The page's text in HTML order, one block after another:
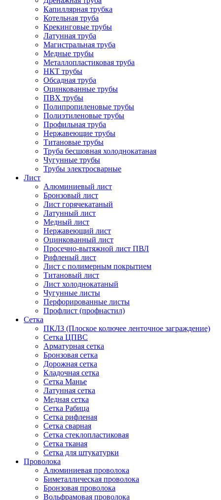
Капиллярная трубка
Котельная труба
Крекинговые трубы
Латунная труба
Магистральная труба
Медные трубы
Металлопластиковая труба
НКТ трубы
Обсадная труба
Оцинкованные трубы
ПВХ трубы
Полипропиленовые трубы
Полиэтиленовые трубы
Профильная труба
Нержавеющие трубы
Титановые трубы
Труба бесшовная холоднокатаная
Чугунные трубы
Трубы электросварные
Лист
Алюминиевый лист
Бронзовый лист
Лист горячекатаный
Латунный лист
Медный лист
Нержавеющий лист
Оцинкованный лист
Просечно-вытяжной лист ПВЛ
Рифленый лист
Лист с полимерным покрытием
Титановый лист
Лист холоднокатаный
Чугунные листы
Перфорированные листы
Профлист (профнастил)
Сетка
ПКЛЗ (Плоское колючее ленточное заграждение)
Сетка ЦПВС
Арматурная сетка
Бронзовая сетка
Дорожная сетка
Кладочная сетка
Сетка Манье
Латунная сетка
Медная сетка
Сетка Рабица
Сетка рифленая
Сетка сварная
Сетка стеклопластиковая
Сетка тканая
Сетка для штукатурки
Проволока
Алюминиевая проволока
Биметаллическая проволока
Бронзовая проволока
Вольфрамовая проволока